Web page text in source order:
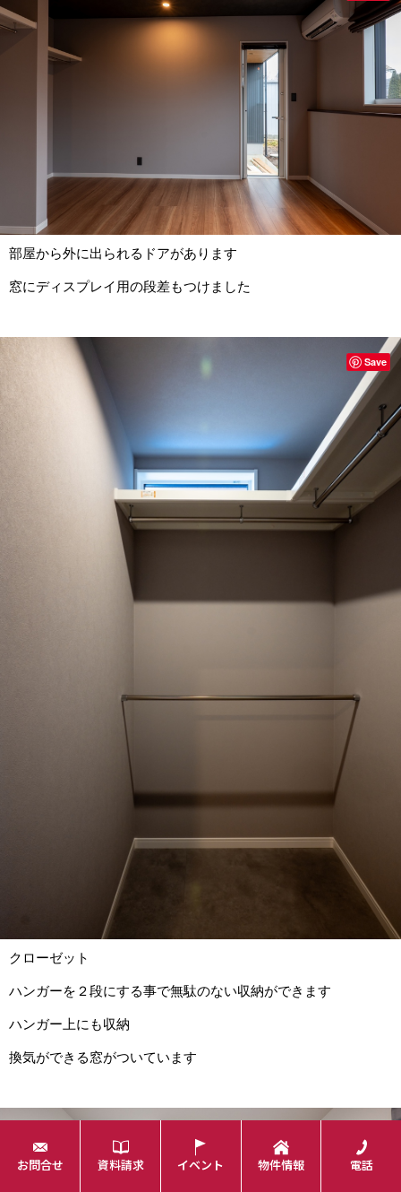
部屋から外に出られるドアがあります
窓にディスプレイ用の段差もつけました
クローゼット
ハンガーを２段にする事で無駄のない収納ができます
ハンガー上にも収納
換気ができる窓がついています
Save
お問合せ 資料請求 イベント 物件情報 電話